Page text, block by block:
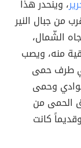
، وينحدر هذا
من جبال النير
الشّمال،
منه، ويصب
طرف حمى
وحمى
الحمى من
كانت